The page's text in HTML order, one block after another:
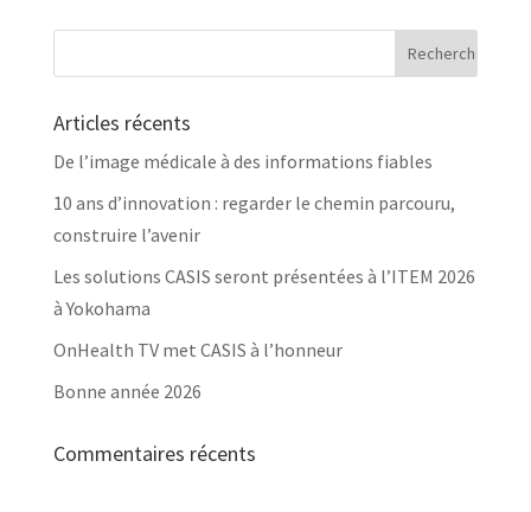
Articles récents
De l’image médicale à des informations fiables
10 ans d’innovation : regarder le chemin parcouru,
construire l’avenir
Les solutions CASIS seront présentées à l’ITEM 2026
à Yokohama
OnHealth TV met CASIS à l’honneur
Bonne année 2026
Commentaires récents